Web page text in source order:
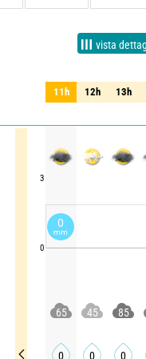
vista
3
0
11h 12h 13h
11h 12h 13h
65 45 85
0 0 0
0
mm